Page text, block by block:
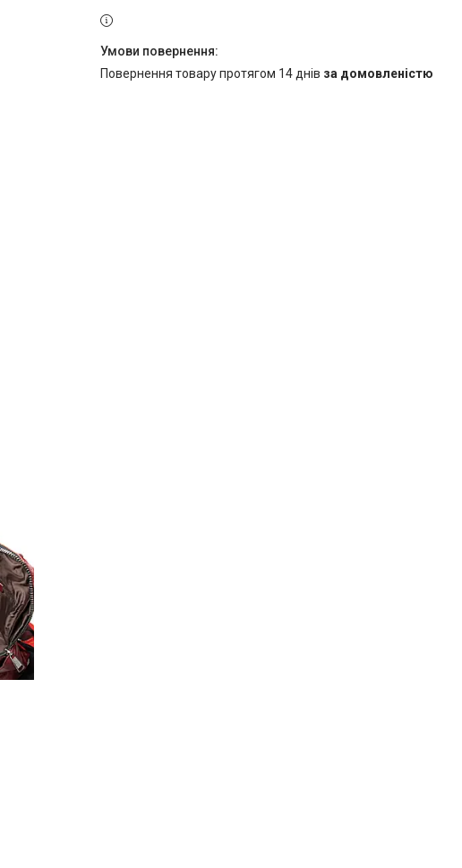
повернення товару протягом 14 днів за домовленістю